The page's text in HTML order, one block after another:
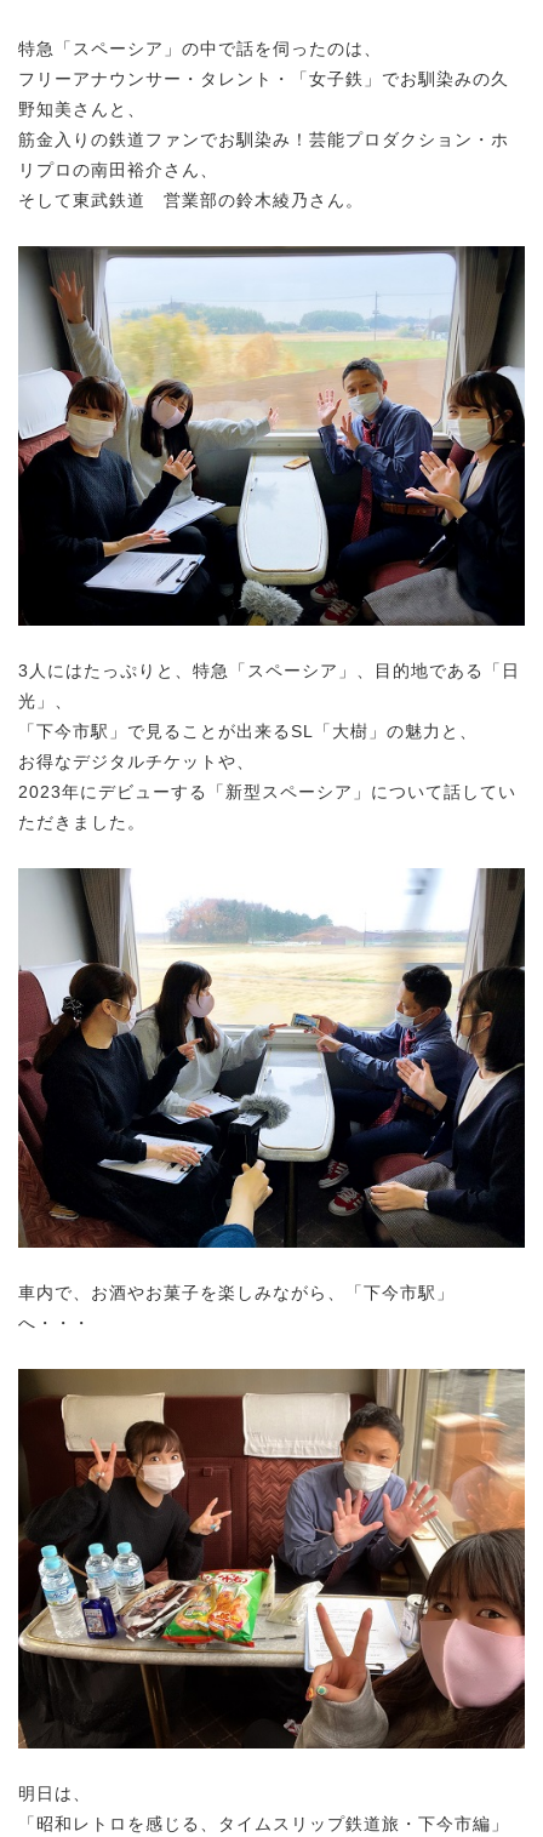
特急「スペーシア」の中で話を伺ったのは、
フリーアナウンサー・タレント・「女子鉄」でお馴染みの久
野知美さんと、
筋金入りの鉄道ファンでお馴染み！芸能プロダクション・ホ
リプロの南田裕介さん、
そして東武鉄道 営業部の鈴木綾乃さん。
3人にはたっぷりと、特急「スペーシア」、目的地である「日
光」、
「下今市駅」で見ることが出来るSL「大樹」の魅力と、
お得なデジタルチケットや、
2023年にデビューする「新型スペーシア」について話してい
ただきました。
車内で、お酒やお菓子を楽しみながら、「下今市駅」
へ・・・
明日は、
「昭和レトロを感じる、タイムスリップ鉄道旅・下今市編」